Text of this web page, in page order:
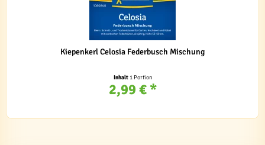
Kiepenkerl Celosia Federbusch Mischung
Inhalt 1 Portion
2,99 € *